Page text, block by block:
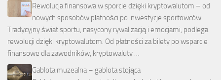
Rewolucja finansowa w sporcie dzięki kryptowalutom – od
nowych sposobów płatności po inwestycje sportowców
Tradycyjny świat sportu, nasycony rywalizacją i emocjami, podlega
rewolucji dzięki kryptowalutom. Od płatności za bilety po wsparcie
finansowe dla zawodników, kryptowaluty …
Gablota muzealna – gablota stojąca